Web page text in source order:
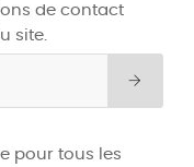
de contact
site.
pour tous les